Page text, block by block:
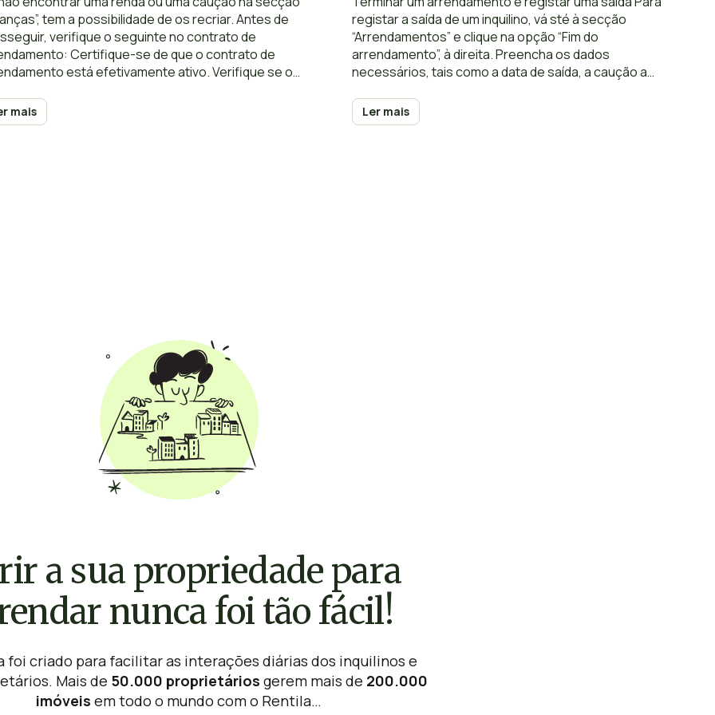
tem a possibilidade de os recriar. Antes de
verifique o seguinte no contrato de
Certifique-se de que o contrato de
está efetivamente ativo. Verifique se o
a data de fim e certifique-se de
mais
registar a saída de um inquilino, vá sté à secção
“Arrendamentos” e clique na opção “Fim do
arrendamento”, à direita. Preencha os dados
necessários, tais como a data de saída, a caução a
depois clique em
Ler mais
a sua propriedade para
nunca foi tão fácil!
foi criado para facilitar as interações diárias dos inquilinos e
Mais de 50.000 proprietários gerem mais de 200.000
imóveis em todo o mundo com o Rentila…